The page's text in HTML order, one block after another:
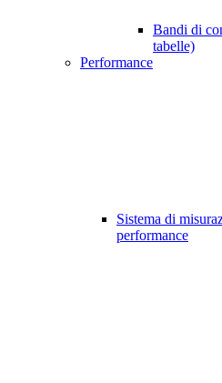
Bandi di
tabelle)
Performance
Sistema di
performance